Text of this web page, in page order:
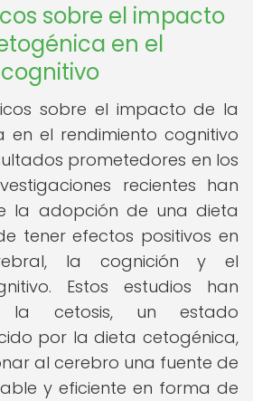
sobre el impacto
en el
sobre el impacto de la
en el rendimiento cognitivo
prometedores en los
recientes han
la adopción de una dieta
tener efectos positivos en
la cognición y el
Estos estudios han
la cetosis, un estado
por la dieta cetogénica,
al cerebro una fuente de
y eficiente en forma de